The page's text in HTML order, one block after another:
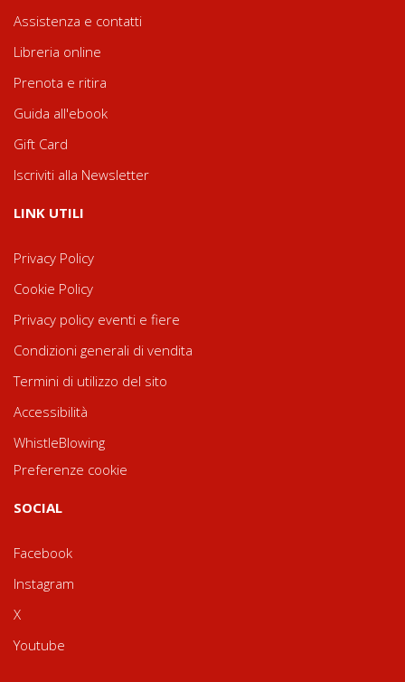
Assistenza e contatti
Libreria online
Prenota e ritira
Guida all'ebook
Gift Card
Iscriviti alla Newsletter
LINK UTILI
Privacy Policy
Cookie Policy
Privacy policy eventi e fiere
Condizioni generali di vendita
Termini di utilizzo del sito
Accessibilità
WhistleBlowing
Preferenze cookie
SOCIAL
Facebook
Instagram
X
Youtube